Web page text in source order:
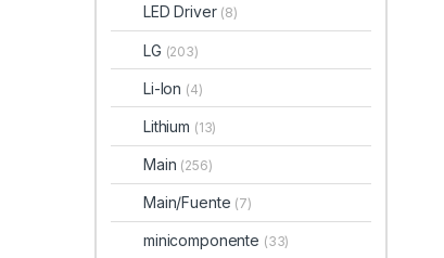
LED Driver (8)
LG (203)
Li-Ion (4)
Lithium (13)
Main (256)
Main/Fuente (7)
minicomponente (33)